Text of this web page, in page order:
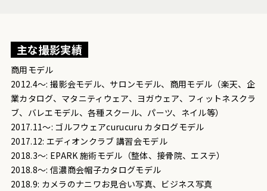
主な撮影実績
商用モデル
2012.4～: 撮影会モデル、サロンモデル、商用モデル（楽天、企
業カタログ、マタニティウェア、ヨガウェア、フィットネスクラ
ブ、バレエモデル、各種スクール、パーツ、ネイル等）
2017.11～: ゴルフウェアcurucuru カタログモデル
2017.12: エディオンクラブ 講習会モデル
2018.3～: EPARK 施術モデル（整体、接骨院、エステ）
2018.8～: 信濃商会帽子カタログモデル
2018.9: カメラのナニワお見合い写真、ビジネス写真